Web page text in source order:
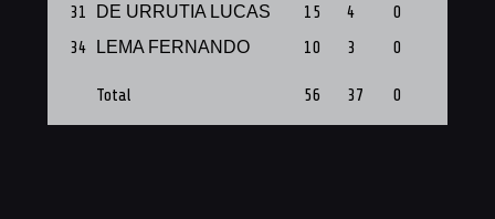
31
DE URRUTIA LUCAS 15 4 0
34
LEMA FERNANDO 10 3 0
Total 56 37 0